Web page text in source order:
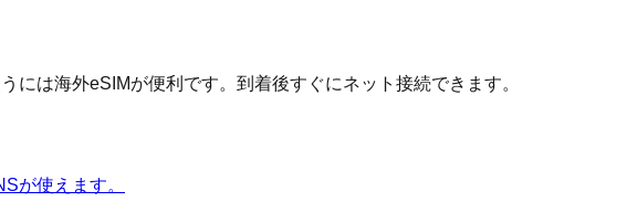
には海外eSIMが便利です。到着後すぐにネット接続できます。
が使えます。